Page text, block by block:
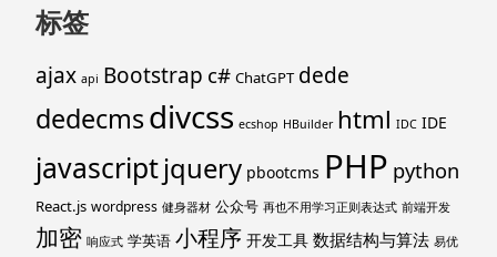
标签
ajax api Bootstrap c# ChatGPT dede
dedecmsdivcss ecshop HBuilder html IDC IDE
javascriptjquery pbootcms PHP python
React.js wordpress 健身器材 公众号 再也不用学习正则表达式 前端开发
加密 响应式 学英语 小程序 开发工具 数据结构与算法 易优